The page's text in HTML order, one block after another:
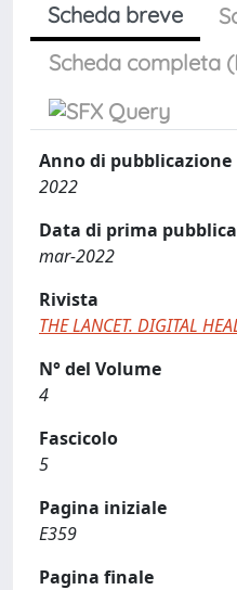
Scheda breve
Scheda completa
Anno di pubblicazione
2022
Data di prima
mar-2022
Rivista
THE LANCET. DIGITAL
N° del Volume
4
Fascicolo
5
Pagina iniziale
E359
Pagina finale